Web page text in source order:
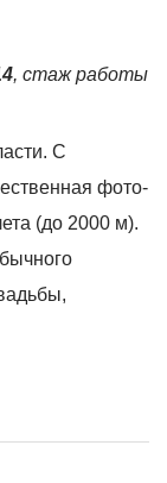
, стаж работы
С
фото-
(до 2000 м).